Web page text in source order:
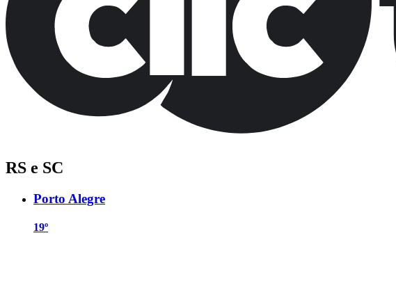
RS e SC
Porto Alegre
19º